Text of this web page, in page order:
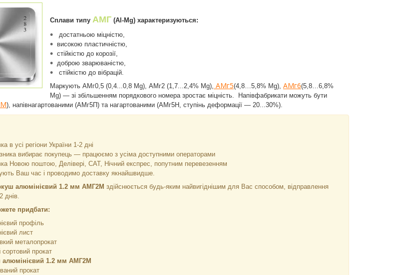
Сплави типу АМГ (Al-Mg) характеризуються:
достатньою міцністю,
високою пластичністю,
стійкістю до корозії,
доброю зварюваністю,
стійкістю до вібрацій.
Маркують АМг0,5 (0,4...0,8 Mg), АМг2 (1,7...2,4% Mg), АМг5(4,8…5,8% Mg), АМг6(5,8…6,8%
Mg) — зі збільшенням порядкового номера зростає міцність.
Напівфабрикати можуть бути
), напівнагартованими (АМг5П) та нагартованими (АМг5Н, ступінь деформації — 20...30%).
в усі регіони України 1-2 дні
вибирає покупець — працюємо з усіма доступними операторами
Новою поштою, Делівері, САТ, Нічний експрес, попутним перевезенням
Ваш час і проводимо доставку якнайшвидше.
алюмінієвий 1.2 мм АМГ2М здійснюється будь-яким найвигіднішим для Вас способом, відправлення
днів.
придбати:
профіль
лист
металопрокат
сортовий прокат
алюмінієвий 1.2 мм АМГ2М
прокат